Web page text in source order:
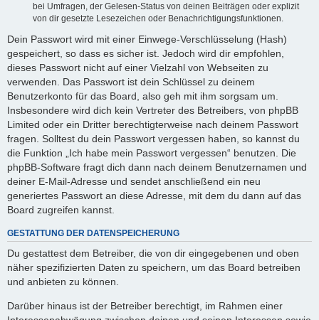
bei Umfragen, der Gelesen-Status von deinen Beiträgen oder explizit
von dir gesetzte Lesezeichen oder Benachrichtigungsfunktionen.
Dein Passwort wird mit einer Einwege-Verschlüsselung (Hash)
gespeichert, so dass es sicher ist. Jedoch wird dir empfohlen,
dieses Passwort nicht auf einer Vielzahl von Webseiten zu
verwenden. Das Passwort ist dein Schlüssel zu deinem
Benutzerkonto für das Board, also geh mit ihm sorgsam um.
Insbesondere wird dich kein Vertreter des Betreibers, von phpBB
Limited oder ein Dritter berechtigterweise nach deinem Passwort
fragen. Solltest du dein Passwort vergessen haben, so kannst du
die Funktion „Ich habe mein Passwort vergessen“ benutzen. Die
phpBB-Software fragt dich dann nach deinem Benutzernamen und
deiner E-Mail-Adresse und sendet anschließend ein neu
generiertes Passwort an diese Adresse, mit dem du dann auf das
Board zugreifen kannst.
GESTATTUNG DER DATENSPEICHERUNG
Du gestattest dem Betreiber, die von dir eingegebenen und oben
näher spezifizierten Daten zu speichern, um das Board betreiben
und anbieten zu können.
Darüber hinaus ist der Betreiber berechtigt, im Rahmen einer